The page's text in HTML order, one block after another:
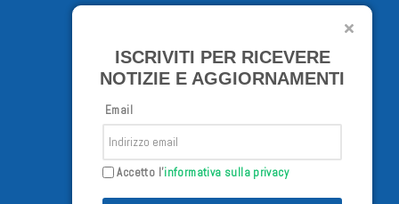
ISCRIVITI PER RICEVERE
NOTIZIE E AGGIORNAMENTI
Email
Accetto l'informativa sulla privacy